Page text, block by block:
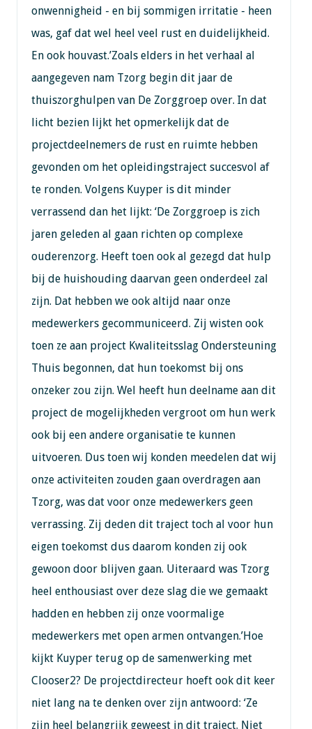
onwennigheid - en bij sommigen irritatie - heen
was, gaf dat wel heel veel rust en duidelijkheid.
En ook houvast.’Zoals elders in het verhaal al
aangegeven nam Tzorg begin dit jaar de
thuiszorghulpen van De Zorggroep over. In dat
licht bezien lijkt het opmerkelijk dat de
projectdeelnemers de rust en ruimte hebben
gevonden om het opleidingstraject succesvol af
te ronden. Volgens Kuyper is dit minder
verrassend dan het lijkt: ‘De Zorggroep is zich
jaren geleden al gaan richten op complexe
ouderenzorg. Heeft toen ook al gezegd dat hulp
bij de huishouding daarvan geen onderdeel zal
zijn. Dat hebben we ook altijd naar onze
medewerkers gecommuniceerd. Zij wisten ook
toen ze aan project Kwaliteitsslag Ondersteuning
Thuis begonnen, dat hun toekomst bij ons
onzeker zou zijn. Wel heeft hun deelname aan dit
project de mogelijkheden vergroot om hun werk
ook bij een andere organisatie te kunnen
uitvoeren. Dus toen wij konden meedelen dat wij
onze activiteiten zouden gaan overdragen aan
Tzorg, was dat voor onze medewerkers geen
verrassing. Zij deden dit traject toch al voor hun
eigen toekomst dus daarom konden zij ook
gewoon door blijven gaan. Uiteraard was Tzorg
heel enthousiast over deze slag die we gemaakt
hadden en hebben zij onze voormalige
medewerkers met open armen ontvangen.’Hoe
kijkt Kuyper terug op de samenwerking met
Clooser2? De projectdirecteur hoeft ook dit keer
niet lang na te denken over zijn antwoord: ‘Ze
zijn heel belangrijk geweest in dit traject. Niet